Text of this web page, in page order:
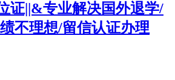
证||&专业解决国外退学/
不理想/留信认证办理